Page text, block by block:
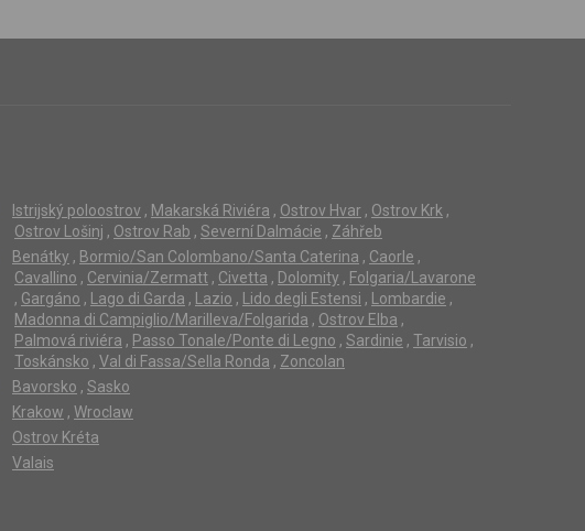
Istrijský poloostrov , Makarská Riviéra , Ostrov Hvar , Ostrov Krk ,
Ostrov Lošinj , Ostrov Rab , Severní Dalmácie , Záhřeb
Benátky , Bormio/San Colombano/Santa Caterina , Caorle ,
Cavallino , Cervinia/Zermatt , Civetta , Dolomity , Folgaria/Lavarone
, Gargáno , Lago di Garda , Lazio , Lido degli Estensi , Lombardie ,
Madonna di Campiglio/Marilleva/Folgarida , Ostrov Elba ,
Palmová riviéra , Passo Tonale/Ponte di Legno , Sardinie , Tarvisio ,
Toskánsko , Val di Fassa/Sella Ronda , Zoncolan
Bavorsko , Sasko
Krakow , Wroclaw
Ostrov Kréta
Valais